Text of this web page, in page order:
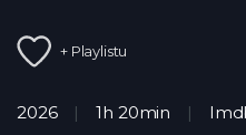
+ Playlistu
2026 1h 20min